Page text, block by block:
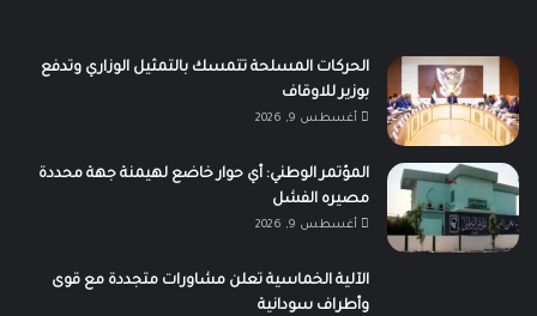
الحركات المسلحة تتمسك بالتمثيل الوزاري وتدفع
بوزير للاوقاف
أغسطس 9, 2026
المؤتمر الوطني: أي حوار خاضع لهيمنة جهة محددة
مصيره الفشل
أغسطس 9, 2026
الآلية الخماسية تعلن مشاورات متجددة مع قوى
وأطراف سودانية